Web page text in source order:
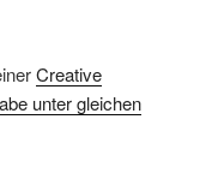
Creative
unter gleichen